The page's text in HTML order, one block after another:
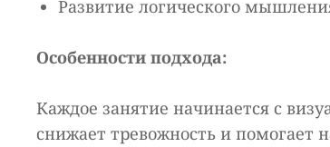
Развитие логического
Особенности подхода:
Каждое занятие начинается с
снижает тревожность и помогает